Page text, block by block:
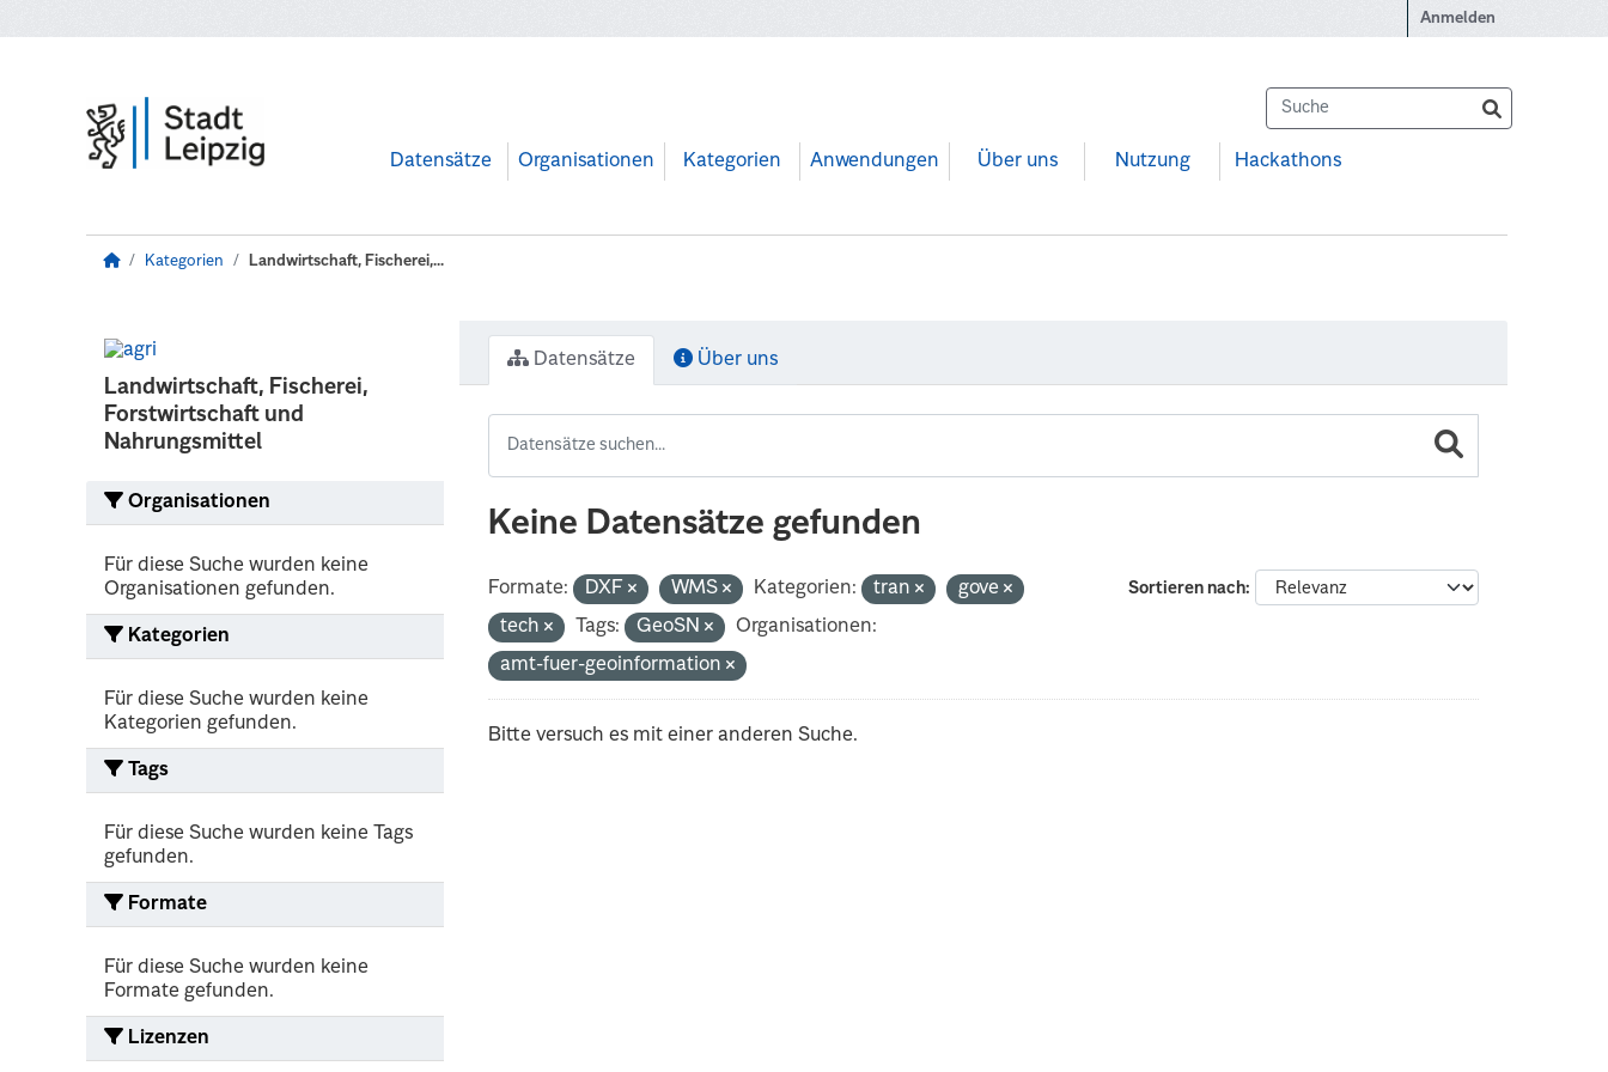
Anmelden
Datensätze Organisationen Kategorien Anwendungen Über uns Nutzung Hackathons
Kategorien Landwirtschaft, Fischerei,...
Landwirtschaft, Fischerei,
Forstwirtschaft und
Nahrungsmittel
Organisationen
Für diese Suche wurden keine
Organisationen gefunden.
Kategorien
Für diese Suche wurden keine
Kategorien gefunden.
Tags
Für diese Suche wurden keine Tags
gefunden.
Formate
Für diese Suche wurden keine
Formate gefunden.
Lizenzen
Datensätze Über uns
Keine Datensätze gefunden
Sortieren nach
Formate: DXF WMS Kategorien: tran
gove
tech
Tags: GeoSN
Organisationen:
amt-fuer-geoinformation
Bitte versuch es mit einer anderen Suche.